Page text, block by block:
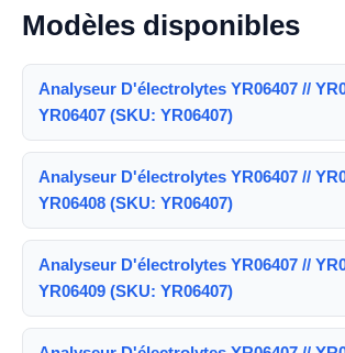
Modèles disponibles
Analyseur D'électrolytes YR06407 //
YR06407 (SKU: YR06407)
Analyseur D'électrolytes YR06407 //
YR06408 (SKU: YR06407)
Analyseur D'électrolytes YR06407 //
YR06409 (SKU: YR06407)